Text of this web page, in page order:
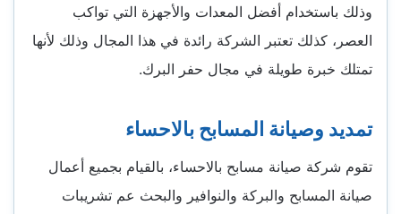
وذلك باستخدام أفضل المعدات والأجهزة التي تواكب
العصر، كذلك تعتبر الشركة رائدة في هذا المجال وذلك لأنها
تمتلك خبرة طويلة في مجال حفر البرك.
تمديد وصيانة المسابح بالاحساء
تقوم شركة صيانة مسابح بالاحساء، بالقيام بجميع أعمال
صيانة المسابح والبركة والنوافير والبحث عم تشريبات